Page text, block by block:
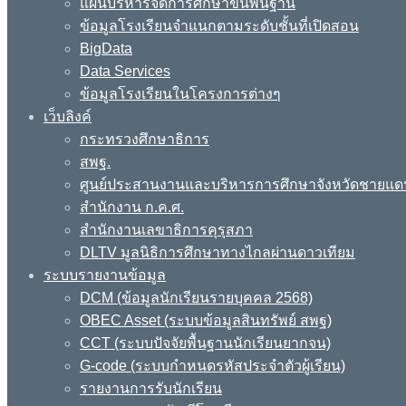
แผนบริหารจัดการศึกษาขั้นพื้นฐาน
ข้อมูลโรงเรียนจำแนกตามระดับชั้นที่เปิดสอน
BigData
Data Services
ข้อมูลโรงเรียนในโครงการต่างๆ
เว็บลิงค์
กระทรวงศึกษาธิการ
สพฐ.
ศูนย์ประสานงานและบริหารการศึกษาจังหวัดชายแ
สำนักงาน ก.ค.ศ.
สำนักงานเลขาธิการคุรุสภา
DLTV มูลนิธิการศึกษาทางไกลผ่านดาวเทียม
ระบบรายงานข้อมูล
DCM (ข้อมูลนักเรียนรายบุคคล 2568)
OBEC Asset (ระบบข้อมูลสินทรัพย์ สพฐ)
CCT (ระบบปัจจัยพื้นฐานนักเรียนยากจน)
G-code (ระบบกำหนดรหัสประจำตัวผู้เรียน)
รายงานการรับนักเรียน